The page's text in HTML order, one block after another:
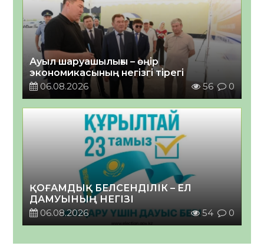
Ауыл шаруашылығы – өңір
экономикасының негізгі тірегі
06.08.2026
56 0
ҚОҒАМДЫҚ БЕЛСЕНДІЛІК – ЕЛ
ДАМУЫНЫҢ НЕГІЗІ
06.08.2026
54 0